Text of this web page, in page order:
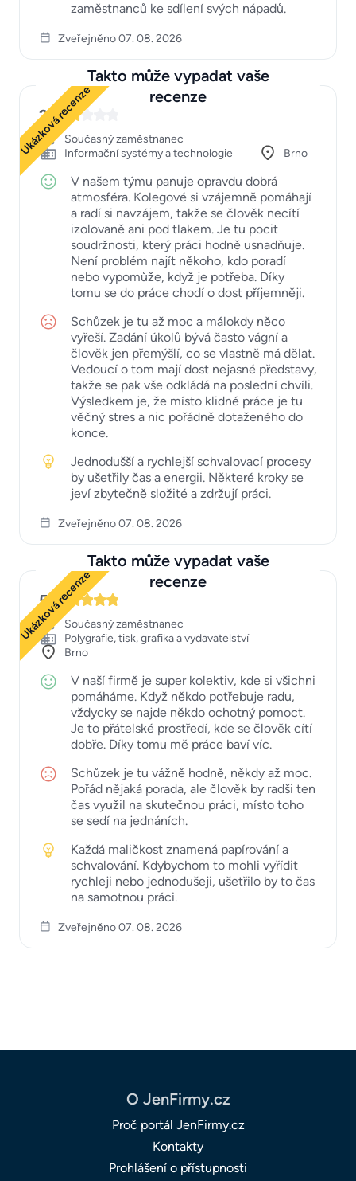
zaměstnanců ke sdílení svých nápadů.
Zveřejněno 07. 08. 2026
Takto může vypadat vaše
recenze
Ukázková recenze
2
Současný zaměstnanec
Informační systémy a technologie
Brno
V našem týmu panuje opravdu dobrá
atmosféra. Kolegové si vzájemně pomáhají
a radí si navzájem, takže se člověk necítí
izolovaně ani pod tlakem. Je tu pocit
soudržnosti, který práci hodně usnadňuje.
Není problém najít někoho, kdo poradí
nebo vypomůže, když je potřeba. Díky
tomu se do práce chodí o dost příjemněji.
Schůzek je tu až moc a málokdy něco
vyřeší. Zadání úkolů bývá často vágní a
člověk jen přemýšlí, co se vlastně má dělat.
Vedoucí o tom mají dost nejasné představy,
takže se pak vše odkládá na poslední chvíli.
Výsledkem je, že místo klidné práce je tu
věčný stres a nic pořádně dotaženého do
konce.
Jednodušší a rychlejší schvalovací procesy
by ušetřily čas a energii. Některé kroky se
jeví zbytečně složité a zdržují práci.
Zveřejněno 07. 08. 2026
Takto může vypadat vaše
recenze
Ukázková recenze
5
Současný zaměstnanec
Polygrafie, tisk, grafika a vydavatelství
Brno
V naší firmě je super kolektiv, kde si všichni
pomáháme. Když někdo potřebuje radu,
vždycky se najde někdo ochotný pomoct.
Je to přátelské prostředí, kde se člověk cítí
dobře. Díky tomu mě práce baví víc.
Schůzek je tu vážně hodně, někdy až moc.
Pořád nějaká porada, ale člověk by radši ten
čas využil na skutečnou práci, místo toho
se sedí na jednáních.
Každá maličkost znamená papírování a
schvalování. Kdybychom to mohli vyřídit
rychleji nebo jednodušeji, ušetřilo by to čas
na samotnou práci.
Zveřejněno 07. 08. 2026
O JenFirmy.cz
Proč portál JenFirmy.cz
Kontakty
Prohlášení o přístupnosti